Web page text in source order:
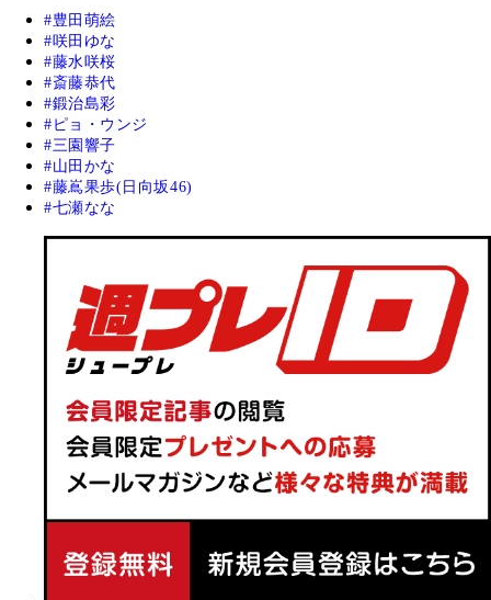
豊田萌絵
咲田ゆな
藤水咲桜
斎藤恭代
鍛治島彩
ピョ・ウンジ
三園響子
山田かな
藤嶌果歩(日向坂46)
七瀬なな